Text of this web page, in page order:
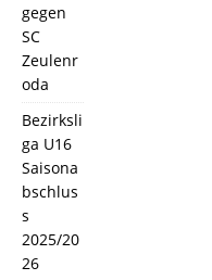
gegen
SC
Zeulenr
oda
Bezirksli
ga U16
Saisona
bschlus
s
2025/20
26